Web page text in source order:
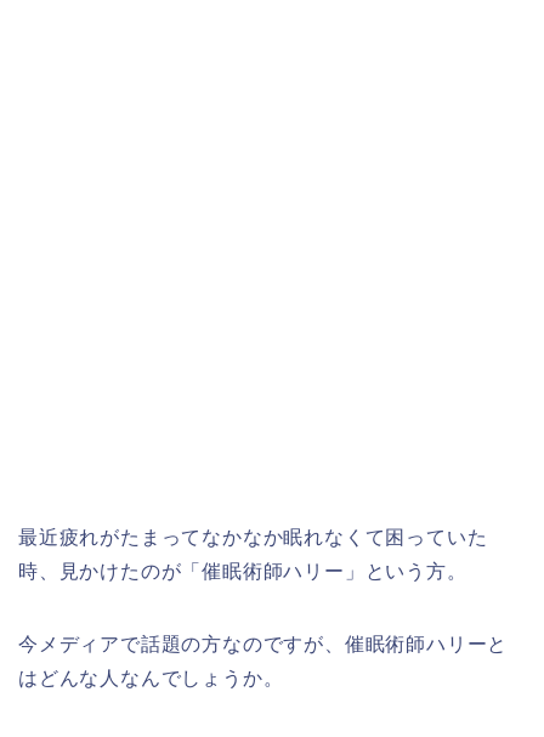
最近疲れがたまってなかなか眠れなくて困っていた
時、見かけたのが「催眠術師ハリー」という方。
今メディアで話題の方なのですが、催眠術師ハリーと
はどんな人なんでしょうか。